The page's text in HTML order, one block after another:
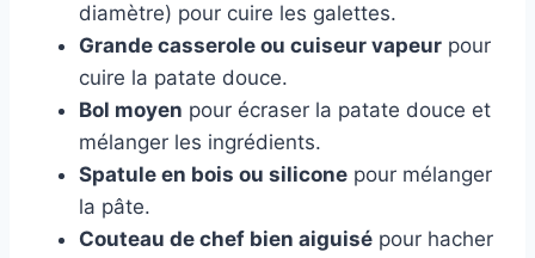
diamètre) pour cuire les galettes.
Grande casserole ou cuiseur vapeur pour
cuire la patate douce.
Bol moyen pour écraser la patate douce et
mélanger les ingrédients.
Spatule en bois ou silicone pour mélanger
la pâte.
Couteau de chef bien aiguisé pour hacher